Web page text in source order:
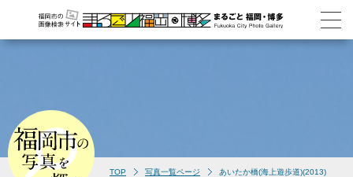
TOP 写真一覧ページ あいたか橋(海上遊歩道)(2013)